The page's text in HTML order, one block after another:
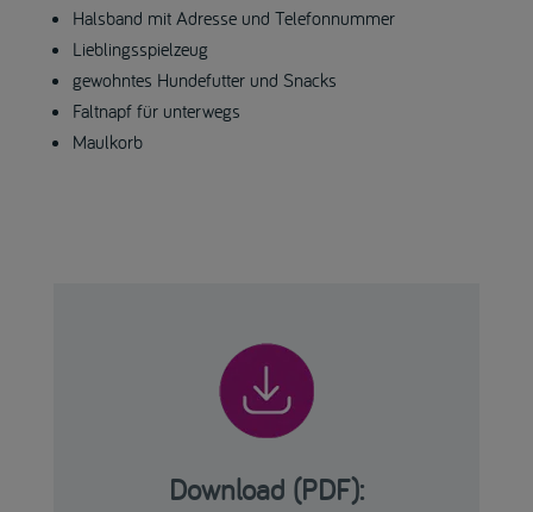
Halsband mit Adresse und Telefonnummer
Lieblingsspielzeug
gewohntes Hundefutter und Snacks
Faltnapf für unterwegs
Maulkorb
Download (PDF):